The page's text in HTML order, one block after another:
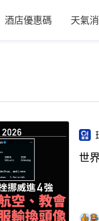
酒店優惠碼 天氣
世